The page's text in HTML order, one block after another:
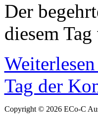
Der
diesem
Tag der
Copyright © 2026 ECo-C